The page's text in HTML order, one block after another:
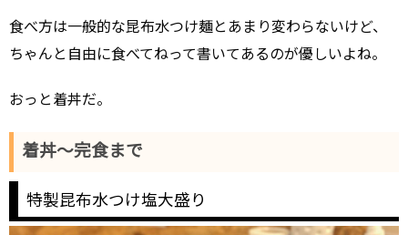
食べ方は一般的な昆布水つけ麺とあまり変わらないけど、
ちゃんと自由に食べてねって書いてあるのが優しいよね。
おっと着丼だ。
着丼～完食まで
特製昆布水つけ塩大盛り